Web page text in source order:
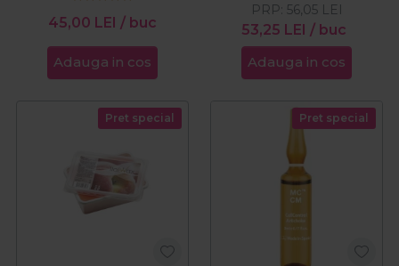
45,00 LEI / buc
Adauga in cos
53,25 LEI / buc
PRP: 56,05 LEI
Adauga in cos
Pret special Pret special